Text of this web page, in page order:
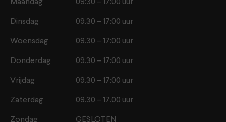
Maandag 09:30 – 17:00 uur
Dinsdag 09.30 – 17:00 uur
Woensdag 09.30 – 17:00 uur
Donderdag 09.30 – 17:00 uur
Vrijdag 09.30 – 17:00 uur
Zaterdag 09.30 – 17.00 uur
Zondag GESLOTEN